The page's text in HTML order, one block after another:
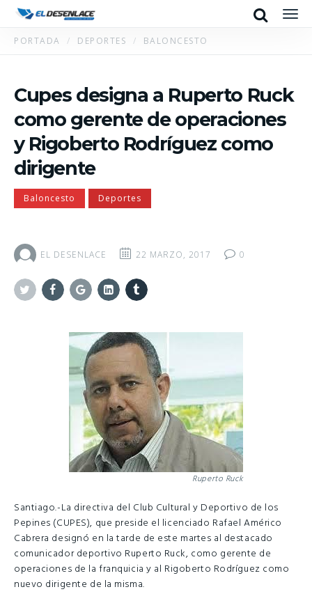
Search
PORTADA DEPORTES BALONCESTO
Cupes designa a Ruperto Ruck
como gerente de operaciones
y Rigoberto Rodríguez como
dirigente
Baloncesto Deportes
EL DESENLACE 22 MARZO, 2017 0
Ruperto Ruck
Santiago.-La directiva del Club Cultural y Deportivo de los
Pepines (CUPES), que preside el licenciado Rafael Américo
Cabrera designó en la tarde de este martes al destacado
comunicador deportivo Ruperto Ruck, como gerente de
operaciones de la franquicia y al Rigoberto Rodríguez como
nuevo dirigente de la misma.